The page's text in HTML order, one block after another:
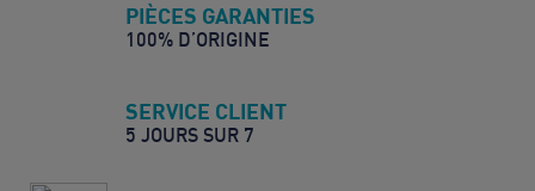
PIÈCES GARANTIES
100% D’ORIGINE
SERVICE CLIENT
5 JOURS SUR 7